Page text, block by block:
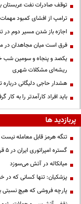
توقف صادرات نفت عربستان
ترامپ از افشای کمبود
اجازه باز شدن مسیر دوم در
فرق است میان مجاهدان در
یکصد و پنجاه و سومین شب
ریشه‌ای مشکلات شهری
هشدار حاجی دلیگانی درباره
باید افراد کارآمدتر را به
پربازدید ها
تنگه هرمز قابل معامله نیست
گستره امپراتوری ایران در ۵ قرن پیش از میلاد؛ تصویری از ایران ۲۵ قرن پیش
میانکاله در آتش می‌سوزد
پزشکیان: تنها کسانی که در
پارچه فروشی که هیچ نسبتی